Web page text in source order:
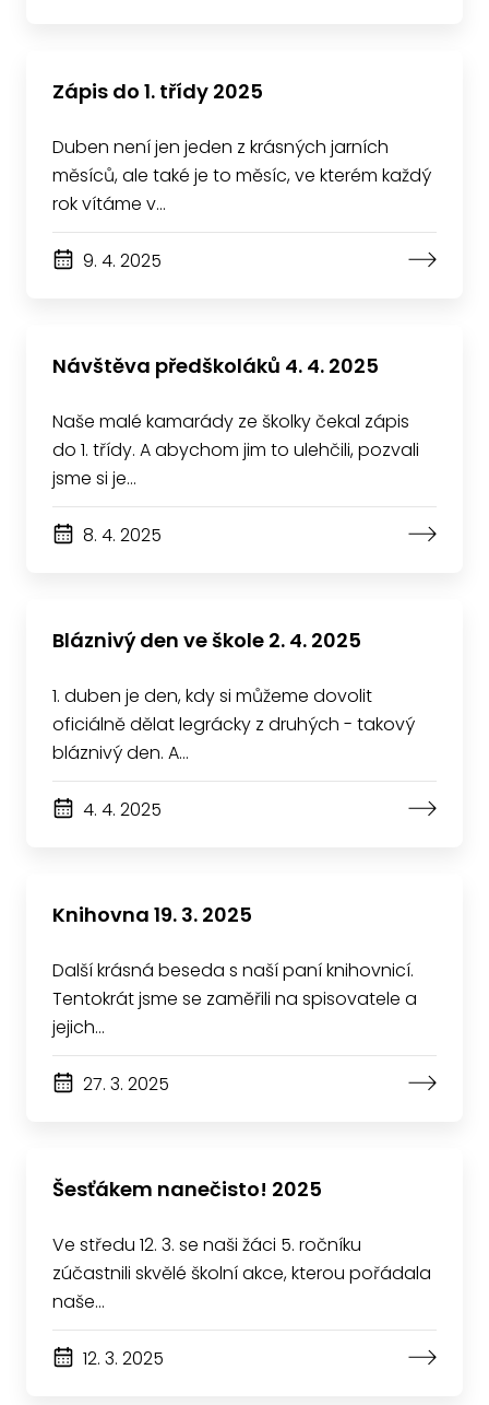
Zápis do 1. třídy 2025
Duben není jen jeden z krásných jarních
měsíců, ale také je to měsíc, ve kterém každý
rok vítáme v…
9. 4. 2025
Návštěva předškoláků 4. 4. 2025
Naše malé kamarády ze školky čekal zápis
do 1. třídy. A abychom jim to ulehčili, pozvali
jsme si je…
8. 4. 2025
Bláznivý den ve škole 2. 4. 2025
1. duben je den, kdy si můžeme dovolit
oficiálně dělat legrácky z druhých - takový
bláznivý den. A…
4. 4. 2025
Knihovna 19. 3. 2025
Další krásná beseda s naší paní knihovnicí.
Tentokrát jsme se zaměřili na spisovatele a
jejich…
27. 3. 2025
Šesťákem nanečisto! 2025
Ve středu 12. 3. se naši žáci 5. ročníku
zúčastnili skvělé školní akce, kterou pořádala
naše…
12. 3. 2025